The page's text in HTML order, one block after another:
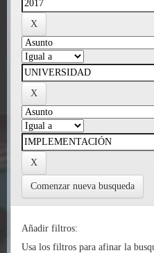
Comenzar nueva busqueda
Añadir filtros:
Usa los filtros para afinar la